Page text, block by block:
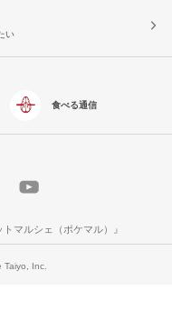
い
食べる通信
マルシェ（ポケマル）』
Inc.